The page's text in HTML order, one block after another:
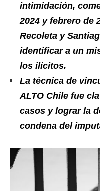
intimidación,
2024 y febrero de
Recoleta y
identificar a un
los ilícitos.
La técnica de
ALTO Chile fue
casos y lograr la
condena del